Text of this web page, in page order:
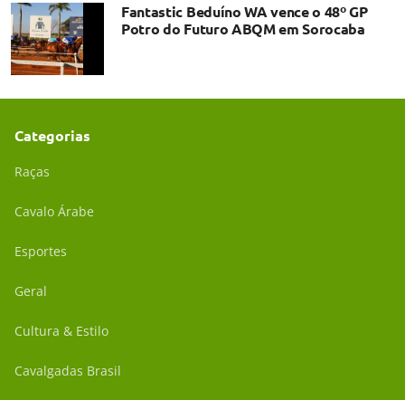
Fantastic Beduíno WA vence o 48º GP
Potro do Futuro ABQM em Sorocaba
Categorias
Raças
Cavalo Árabe
Esportes
Geral
Cultura & Estilo
Cavalgadas Brasil